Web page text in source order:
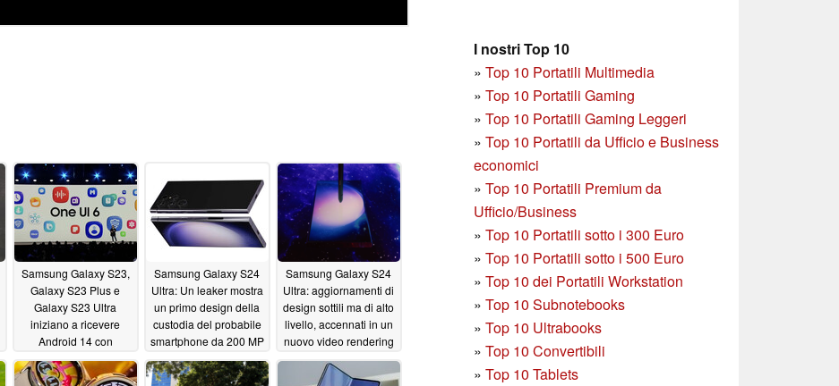
I nostri Top 10
» Top 10 Portatili Multimedia
» Top 10 Portatili Gaming
» Top 10 Portatili Gaming Leggeri
» Top 10 Portatili da Ufficio e Business
economici
» Top 10 Portatili Premium da
Ufficio/Business
» Top 10 Portatili sotto i 300 Euro
» Top 10 Portatili sotto i 500 Euro
» Top 10 dei Portatili Workstation
» Top 10 Subnotebooks
» Top 10 Ultrabooks
» Top 10 Convertibili
» Top 10 Tablets
Samsung Galaxy S23,
Galaxy S23 Plus e
Galaxy S23 Ultra
iniziano a ricevere
Android 14 con
aggiornamenti stabili
One UI 610/31/2023
Samsung Galaxy S24
Ultra: Un leaker mostra
un primo design della
custodia del probabile
smartphone da 200 MP
ISOCELL Zoom
Anyplace10/31/2023
Samsung Galaxy S24
Ultra: aggiornamenti di
design sottili ma di alto
livello, accennati in un
nuovo video rendering
10/29/2023